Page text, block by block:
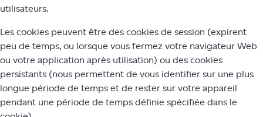
utilisateurs.
Les cookies peuvent être des cookies de session (expirent
peu de temps, ou lorsque vous fermez votre navigateur Web
ou votre application après utilisation) ou des cookies
persistants (nous permettent de vous identifier sur une plus
longue période de temps et de rester sur votre appareil
pendant une période de temps définie spécifiée dans le